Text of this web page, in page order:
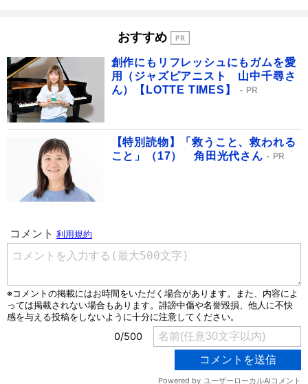
おすすめ
創作にもリフレッシュにもガムを愛
用（ジャズピアニスト 山中千尋さ
ん）【LOTTE TIMES】
PR
【特別読物】「救うこと、救われる
こと」（17） 角田光代さん
PR